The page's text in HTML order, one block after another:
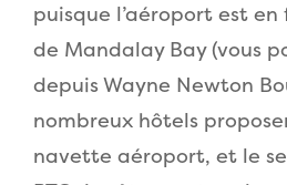
puisque l’aéroport est
de Mandalay Bay (vous
depuis Wayne Newton
nombreux hôtels
navette aéroport, et le